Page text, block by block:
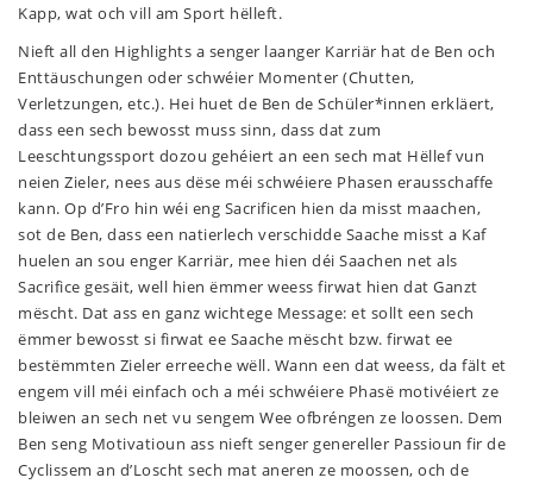
Kapp, wat och vill am Sport hëlleft.
Nieft all den Highlights a senger laanger Karriär hat de Ben och
Enttäuschungen oder schwéier Momenter (Chutten,
Verletzungen, etc.). Hei huet de Ben de Schüler*innen erkläert,
dass een sech bewosst muss sinn, dass dat zum
Leeschtungssport dozou gehéiert an een sech mat Hëllef vun
neien Zieler, nees aus dëse méi schwéiere Phasen erausschaffe
kann. Op d’Fro hin wéi eng Sacrificen hien da misst maachen,
sot de Ben, dass een natierlech verschidde Saache misst a Kaf
huelen an sou enger Karriär, mee hien déi Saachen net als
Sacrifice gesäit, well hien ëmmer weess firwat hien dat Ganzt
mëscht. Dat ass en ganz wichtege Message: et sollt een sech
ëmmer bewosst si firwat ee Saache mëscht bzw. firwat ee
bestëmmten Zieler erreeche wëll. Wann een dat weess, da fält et
engem vill méi einfach och a méi schwéiere Phasë motivéiert ze
bleiwen an sech net vu sengem Wee ofbréngen ze loossen. Dem
Ben seng Motivatioun ass nieft senger genereller Passioun fir de
Cyclissem an d’Loscht sech mat aneren ze moossen, och de